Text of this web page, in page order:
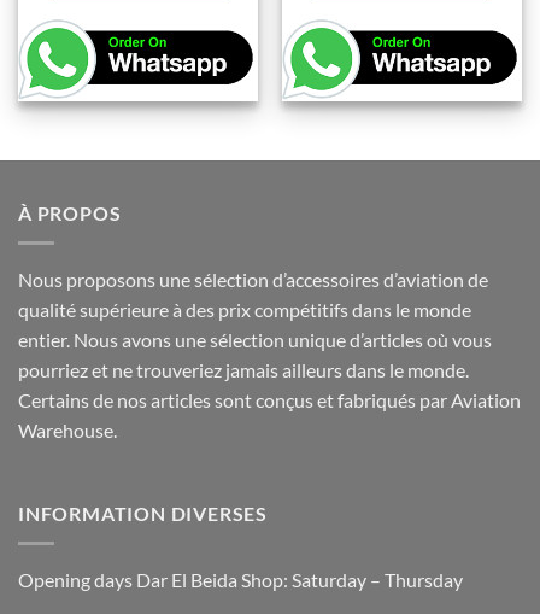
produit
a
plusieurs
variations.
options
la
page
du
produit
produit
a
plusieurs
variations.
options
la
page
du
produit
À PROPOS
Nous proposons une sélection d’accessoires d’aviation de
qualité supérieure à des prix compétitifs dans le monde
entier. Nous avons une sélection unique d’articles où vous
pourriez et ne trouveriez jamais ailleurs dans le monde.
Certains de nos articles sont conçus et fabriqués par Aviation
Warehouse.
INFORMATION DIVERSES
Opening days Dar El Beida Shop: Saturday – Thursday